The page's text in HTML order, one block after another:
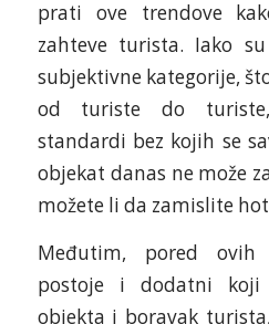
prati ove trendove
zahteve turista. Iako
subjektivne kategorije,
od turiste do
standardi bez kojih se
objekat danas ne može
možete li da zamislite
Međutim, pored ovih
postoje i dodatni koji
objekta i boravak